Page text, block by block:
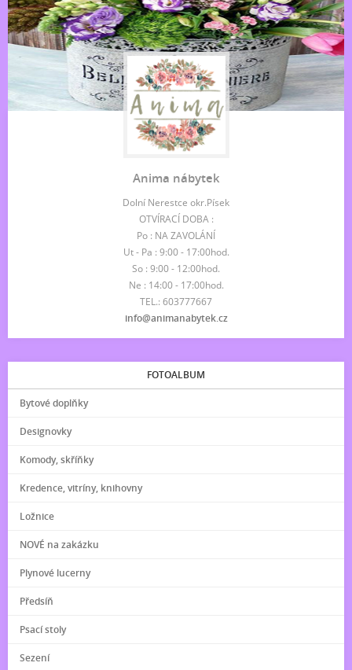
Anima nábytek
Dolní Nerestce okr.Písek
OTVÍRACÍ DOBA :
Po : NA ZAVOLÁNÍ
Ut - Pa : 9:00 - 17:00hod.
So : 9:00 - 12:00hod.
Ne : 14:00 - 17:00hod.
TEL.: 603777667
info@animanabytek.cz
FOTOALBUM
Bytové doplňky
Designovky
Komody, skříňky
Kredence, vitríny, knihovny
Ložnice
NOVÉ na zakázku
Plynové lucerny
Předsíň
Psací stoly
Sezení